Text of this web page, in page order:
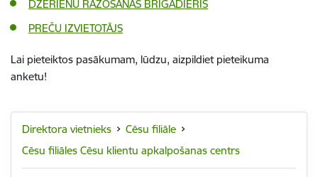
DZĒRIENU RAŽOŠANAS BRIGADIERIS
PREČU IZVIETOTĀJS
Lai pieteiktos pasākumam, lūdzu, aizpildiet pieteikuma
anketu!
Direktora vietnieks
Cēsu filiāle
Cēsu filiāles Cēsu klientu apkalpošanas centrs